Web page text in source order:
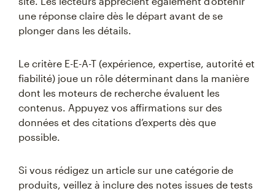
une réponse claire dès le départ avant de se
plonger dans les détails.
Le critère E-E-A-T (expérience, expertise, autorité et
fiabilité) joue un rôle déterminant dans la manière
dont les moteurs de recherche évaluent les
contenus. Appuyez vos affirmations sur des
données et des citations d’experts dès que
possible.
Si vous rédigez un article sur une catégorie de
produits, veillez à inclure des notes issues de tests